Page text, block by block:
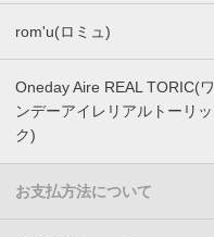
rom'u(ロミュ)
Oneday Aire REAL TORIC(ワ
ンデーアイレリアルトーリッ
ク)
お支払方法について